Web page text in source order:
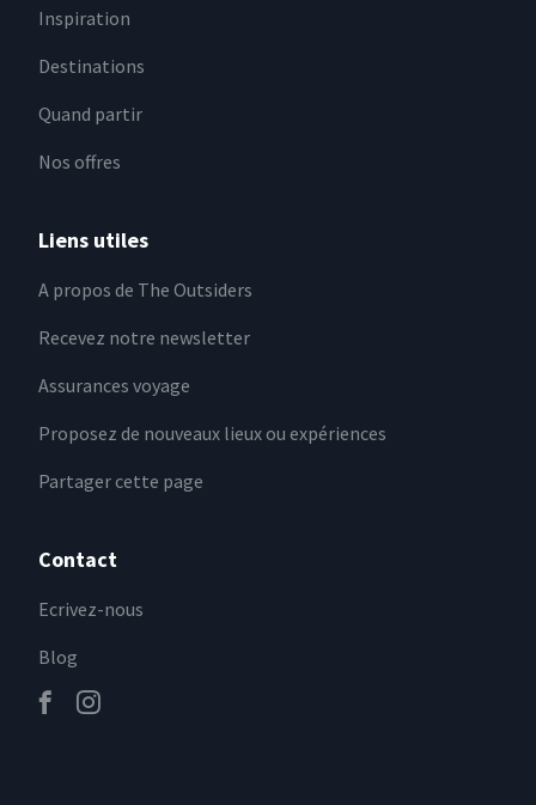
Inspiration
Destinations
Quand partir
Nos offres
Liens utiles
A propos de The Outsiders
Recevez notre newsletter
Assurances voyage
Proposez de nouveaux lieux ou expériences
Partager cette page
Contact
Ecrivez-nous
Blog